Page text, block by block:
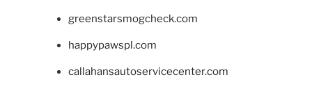
greenstarsmogcheck.com
happypawspl.com
callahansautoservicecenter.com